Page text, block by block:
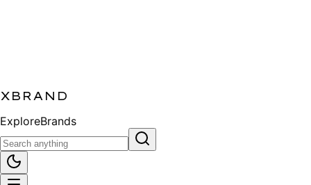
XBRAND
ExploreBrands